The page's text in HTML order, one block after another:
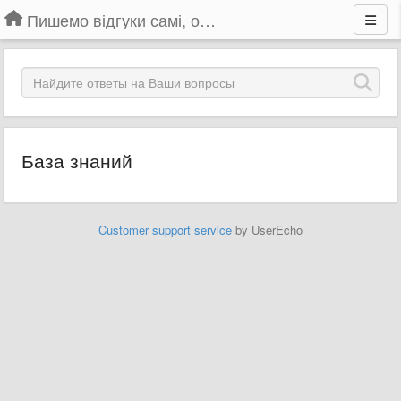
Пишемо відгуки самі, обговорюємо інші ідеї та пропозиції до Громадського Телебачення
База знаний
Customer support service by UserEcho